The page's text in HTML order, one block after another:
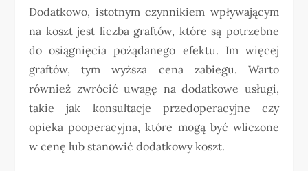
Dodatkowo, istotnym czynnikiem wpływającym
na koszt jest liczba graftów, które są potrzebne
do osiągnięcia pożądanego efektu. Im więcej
graftów, tym wyższa cena zabiegu. Warto
również zwrócić uwagę na dodatkowe usługi,
takie jak konsultacje przedoperacyjne czy
opieka pooperacyjna, które mogą być wliczone
w cenę lub stanowić dodatkowy koszt.